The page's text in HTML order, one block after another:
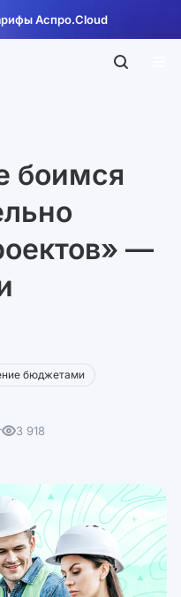
Аспро.Cloud
боимся
—
бюджетами
3 918